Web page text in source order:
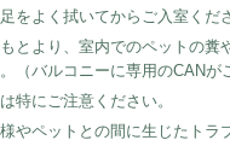
をよく拭いてからご入室くだ
とより、室内でのペットの糞
（バルコニーに専用のCANが
特にご注意ください。
やペットとの間に生じたトラ